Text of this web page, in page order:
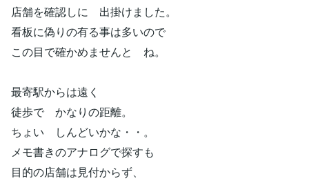
店舗を確認しに 出掛けました。
看板に偽りの有る事は多いので
この目で確かめませんと ね。
最寄駅からは遠く
徒歩で かなりの距離。
ちょい しんどいかな・・。
メモ書きのアナログで探すも
目的の店舗は見付からず、